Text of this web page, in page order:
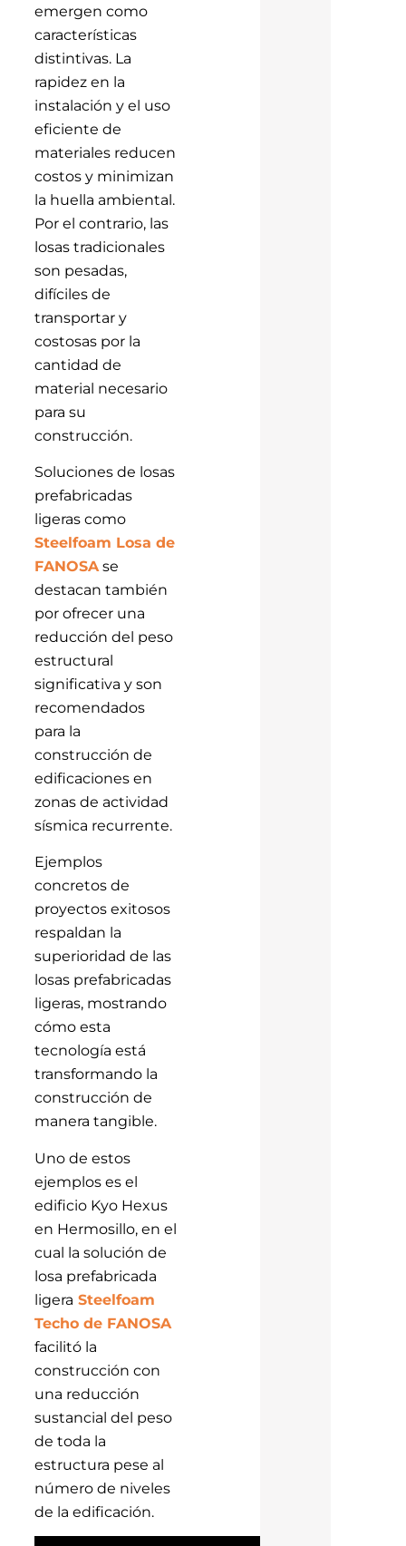
emergen como
características
distintivas. La
rapidez en la
instalación y el uso
eficiente de
materiales reducen
costos y minimizan
la huella ambiental.
Por el contrario, las
losas tradicionales
son pesadas,
difíciles de
transportar y
costosas por la
cantidad de
material necesario
para su
construcción.
Soluciones de losas
prefabricadas
ligeras como
Steelfoam Losa de
FANOSAse
destacan también
por ofrecer una
reducción del peso
estructural
significativa y son
recomendados
para la
construcción de
edificaciones en
zonas de actividad
sísmica recurrente.
Ejemplos
concretos de
proyectos exitosos
respaldan la
superioridad de las
losas prefabricadas
ligeras, mostrando
cómo esta
tecnología está
transformando la
construcción de
manera tangible.
Uno de estos
ejemplos es el
edificio Kyo Hexus
en Hermosillo, en el
cual la solución de
losa prefabricada
ligera Steelfoam
Techo de FANOSA
facilitó la
construcción con
una reducción
sustancial del peso
de toda la
estructura pese al
número de niveles
de la edificación.